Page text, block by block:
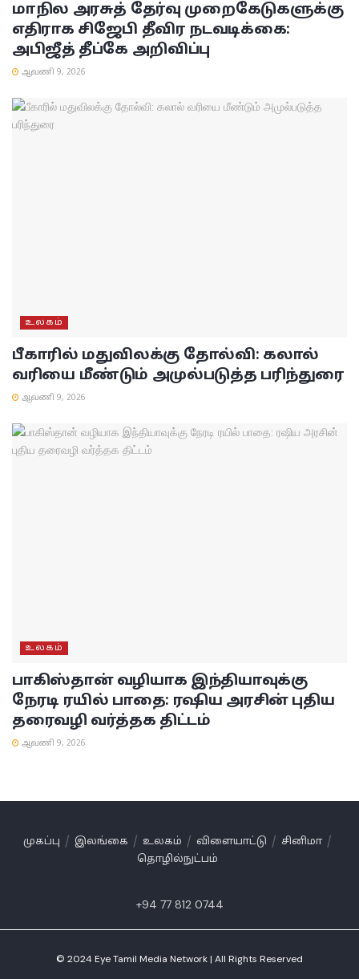
மாநில அரசுத் தேர்வு முறைகேடுகளுக்கு
எதிராக சிஜேபி தீவிர நடவடிக்கை:
அபிஜீத் தீப்கே அறிவிப்பு
ஆவணி 9, 2026
உலகம்
பீகாரில் மதுவிலக்கு தோல்வி: கலால்
வரியை மீண்டும் அமுல்படுத்த பரிந்துரை
ஆவணி 9, 2026
உலகம்
பாகிஸ்தான் வழியாக இந்தியாவுக்கு
நேரடி ரயில் பாதை: ரஷிய அரசின் புதிய
தரைவழி வர்த்தக திட்டம்
ஆவணி 9, 2026
முகப்பு இலங்கை உலகம் விளையாட்டு
சினிமா
தொழில்நுட்பம்
+94 77 812 0744
© 2024 Eye Tamil Media Network | All Rights Reserved